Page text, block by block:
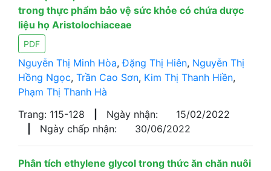
trong thực phẩm bảo vệ sức khỏe có chứa dược
liệu họ Aristolochiaceae
PDF
Nguyễn Thị Minh Hòa,Đặng Thị Hiên, Nguyễn Thị
Hồng Ngọc, Trần Cao Sơn, Kim Thị Thanh Hiền,
Phạm Thị Thanh Hà
Trang: 115-128
Ngày nhận:
15/02/2022
Ngày chấp nhận: 30/06/2022
Phân tích ethylene glycol trong thức ăn chăn nuôi